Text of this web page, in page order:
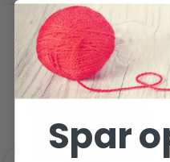
ANDRE HAR OGSÅ SET
Spar